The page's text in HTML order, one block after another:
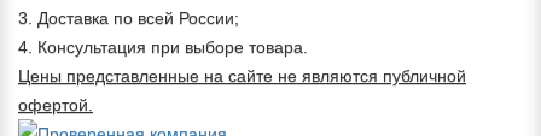
3. Доставка по всей России;
4. Консультация при выборе товара.
Цены представленные на сайте не являются публичной
офертой.